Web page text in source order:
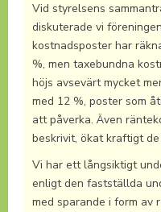
Vid styrelsens
diskuterade vi
kostnadsposter har
%, men taxebundna
höjs avsevärt mycket
med 12 %, poster som
att påverka. Även
beskrivit, ökat kraftigt
Vi har ett långsiktigt
enligt den fastställda
med sparande i form av